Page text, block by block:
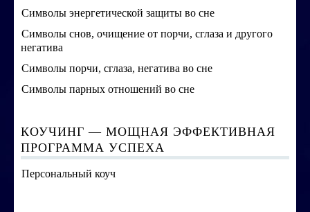
Символы энергетической защиты во сне
Символы снов, очищение от порчи, сглаза и другого
негатива
Символы порчи, сглаза, негатива во сне
Символы парных отношений во сне
КОУЧИНГ — МОЩНАЯ ЭФФЕКТИВНАЯ
ПРОГРАММА УСПЕХА
Персональный коуч